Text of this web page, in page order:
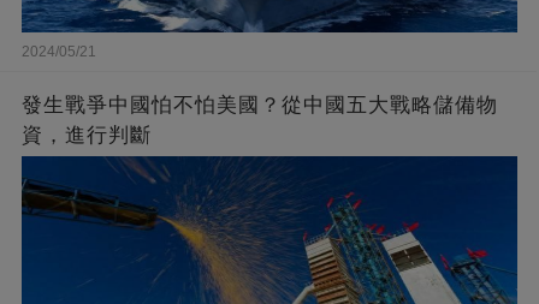
2024/05/21
發生戰爭中國怕不怕美國？從中國五大戰略儲備物
資，進行判斷